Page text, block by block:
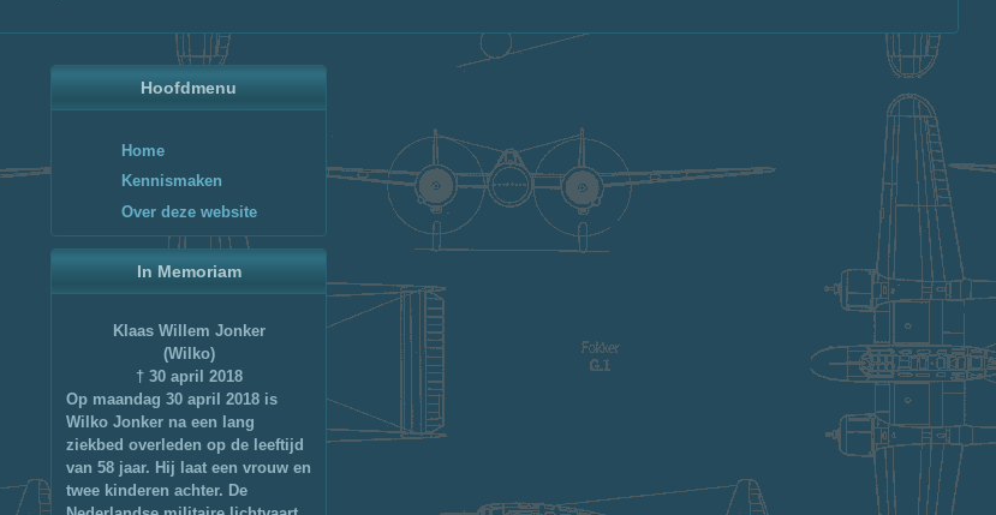
Hoofdmenu
Home
Kennismaken
Over deze website
In Memoriam
Klaas Willem Jonker
(Wilko)
† 30 april 2018
Op maandag 30 april 2018 is
Wilko Jonker na een lang
ziekbed overleden op de leeftijd
van 58 jaar. Hij laat een vrouw en
twee kinderen achter. De